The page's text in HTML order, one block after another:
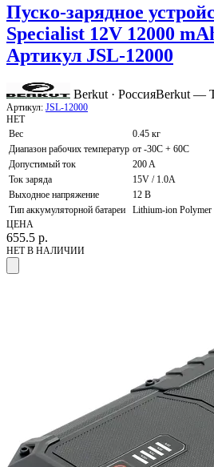
Пуско-зарядное
Specialist 12V 12000
Артикул JSL-12000
Berkut · РоссияBerkut —
Артикул: JSL-12000
НЕТ
Вес
0.45 кг
Диапазон рабочих температур от -30С + 60С
Допустимый ток
200 A
Ток заряда
15V / 1.0A
Выходное напряжение
12 В
Тип аккумуляторной батареи
Lithium-ion
ЦЕНА
655.5 р.
НЕТ В НАЛИЧИИ